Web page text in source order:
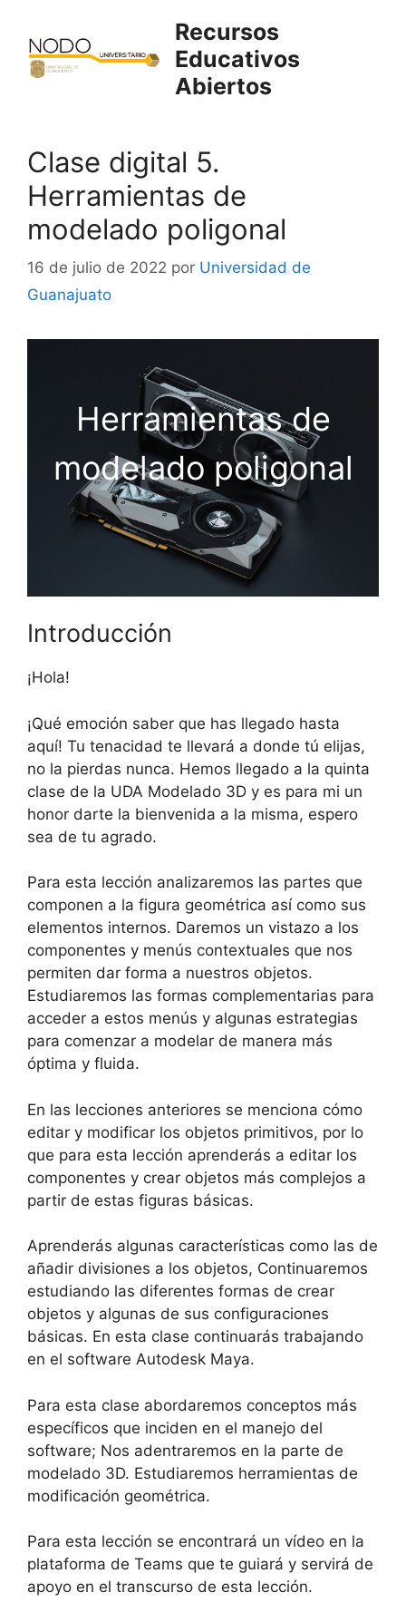
contenido
Recursos
Educativos
Abiertos
Clase digital 5.
Herramientas de
modelado poligonal
16 de julio de 2022 por Universidad de
Guanajuato
Herramientas de
modelado poligonal
Introducción
¡Hola!
¡Qué emoción saber que has llegado hasta
aquí! Tu tenacidad te llevará a donde tú elijas,
no la pierdas nunca. Hemos llegado a la quinta
clase de la UDA Modelado 3D y es para mi un
honor darte la bienvenida a la misma, espero
sea de tu agrado.
Para esta lección analizaremos las partes que
componen a la figura geométrica así como sus
elementos internos. Daremos un vistazo a los
componentes y menús contextuales que nos
permiten dar forma a nuestros objetos.
Estudiaremos las formas complementarias para
acceder a estos menús y algunas estrategias
para comenzar a modelar de manera más
óptima y fluida.
En las lecciones anteriores se menciona cómo
editar y modificar los objetos primitivos, por lo
que para esta lección aprenderás a editar los
componentes y crear objetos más complejos a
partir de estas figuras básicas.
Aprenderás algunas características como las de
añadir divisiones a los objetos, Continuaremos
estudiando las diferentes formas de crear
objetos y algunas de sus configuraciones
básicas. En esta clase continuarás trabajando
en el software Autodesk Maya.
Para esta clase abordaremos conceptos más
específicos que inciden en el manejo del
software; Nos adentraremos en la parte de
modelado 3D. Estudiaremos herramientas de
modificación geométrica.
Para esta lección se encontrará un vídeo en la
plataforma de Teams que te guiará y servirá de
apoyo en el transcurso de esta lección.